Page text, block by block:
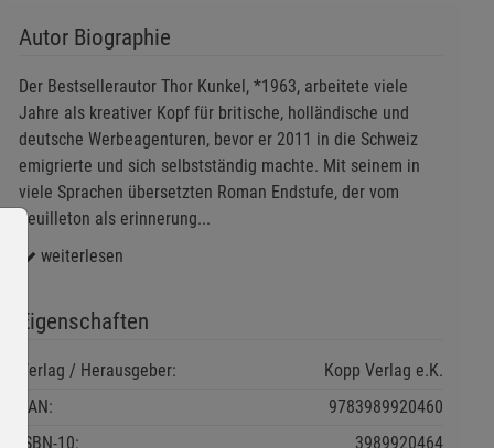
Autor Biographie
Der Bestsellerautor Thor Kunkel, *1963, arbeitete viele
Jahre als kreativer Kopf für britische, holländische und
deutsche Werbeagenturen, bevor er 2011 in die Schweiz
emigrierte und sich selbstständig machte. Mit seinem in
viele Sprachen übersetzten Roman Endstufe, der vom
Feuilleton als erinnerung...
weiterlesen
Eigenschaften
Verlag / Herausgeber:
Kopp Verlag e.K.
EAN:
9783989920460
ISBN-10:
3989920464